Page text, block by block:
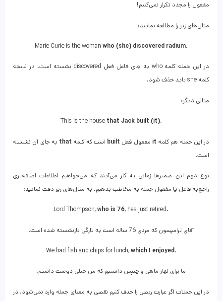
مفعول را مجدد تکرار نمی‌کنیم!
مثال‌های زیر را مطالعه نمایید:
Marie Curie is the woman who (she) discovered radium.
در این جمله کلمه who به جای فاعل فعل discovered نشسته است. در نتیجه
کلمه she باید حذف شود.
مثالی دیگر:
This is the house that Jack built (it).
در این جمله هم کلمه it مفعول فعل built است که کلمه that به جای آن نشسته
است.
نوع دوم این ضمیرها زمانی به کار می‌آیند که می‌خواهیم اطلاعات اضافه‌تری
راجع‌به فاعل یا مفعول جمله به مخاطب بدهیم. به مثال‌های زیر دقت نمایید:
Lord Thompson,who is 76, has just retired.
آقای ترامپسون که مردی 76 ساله است به تازگی بازنشسته شده‌ است.
We had fish and chips for lunch,which I enjoyed.
ما برای نهار ماهی و چیپس داشتیم که من خیلی دوست داشتم.
در این جملات اگر عبارت ربطی را حذف کنیم نقصی به معنای جمله وارد نمی‌شود. در